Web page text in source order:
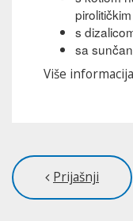
s
sa
Više
Prijašnji